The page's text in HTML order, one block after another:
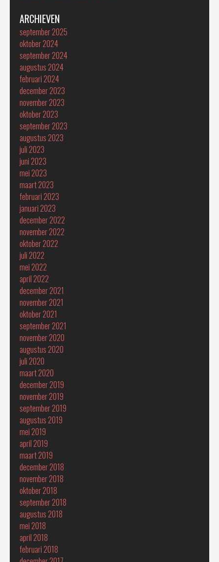
ARCHIEVEN
september 2025
oktober 2024
september 2024
augustus 2024
februari 2024
december 2023
november 2023
oktober 2023
september 2023
augustus 2023
juli 2023
juni 2023
mei 2023
maart 2023
februari 2023
januari 2023
december 2022
november 2022
oktober 2022
juli 2022
mei 2022
april 2022
december 2021
november 2021
oktober 2021
september 2021
november 2020
augustus 2020
juli 2020
maart 2020
december 2019
november 2019
september 2019
augustus 2019
mei 2019
april 2019
maart 2019
december 2018
november 2018
oktober 2018
september 2018
augustus 2018
mei 2018
april 2018
februari 2018